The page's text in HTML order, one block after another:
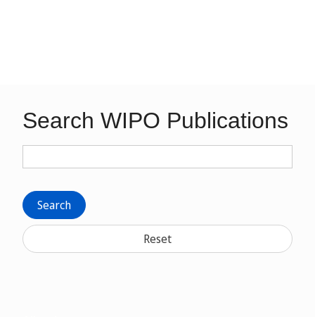
Search WIPO Publications
Search
Reset